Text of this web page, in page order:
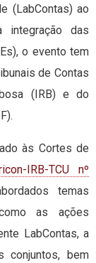
(LabContas) ao
integração das
o evento tem
de Contas
(IRB) e do
às Cortes de
IRB-TCU nº
temas
as ações
LabContas, a
conjuntos, bem